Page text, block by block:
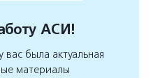
АСИ!
была актуальная
материалы